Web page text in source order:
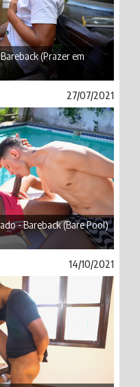
(Prazer em
27/07/2021
- Bareback (Bare Pool)
14/10/2021